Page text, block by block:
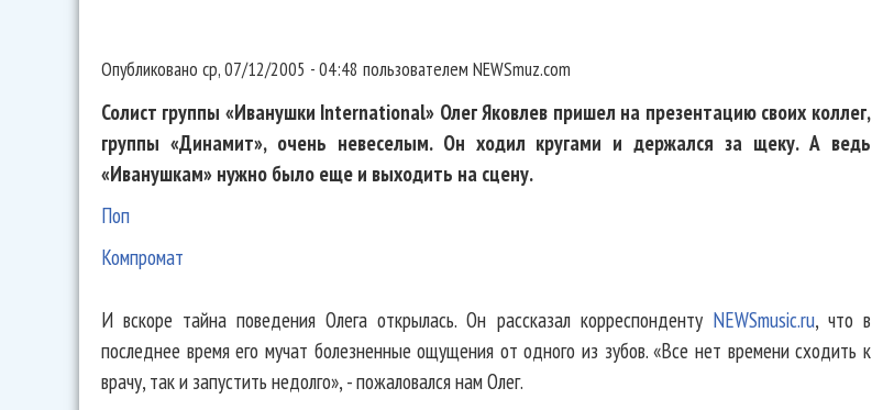
Опубликовано ср, 07/12/2005 - 04:48 пользователем NEWSmuz.com
Солист группы «Иванушки International» Олег Яковлев пришел на презентацию своих коллег,
группы «Динамит», очень невеселым. Он ходил кругами и держался за щеку. А ведь
«Иванушкам» нужно было еще и выходить на сцену.
Поп
Компромат
И вскоре тайна поведения Олега открылась. Он рассказал корреспонденту NEWSmusic.ru, что в
последнее время его мучат болезненные ощущения от одного из зубов. «Все нет времени сходить к
врачу, так и запустить недолго», - пожаловался нам Олег.